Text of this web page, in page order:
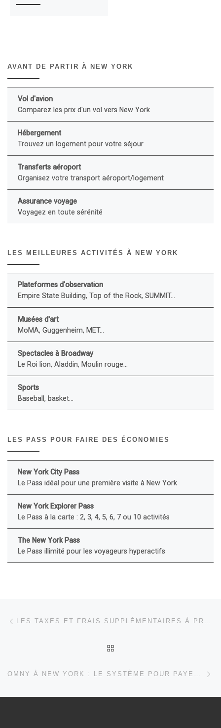
AVANT DE PARTIR À NEW YORK
Vol d'avion
Comparez les prix d'un vol vers New York
Hébergement
Trouvez un logement pour votre séjour
Transferts aéroport
Organisez votre transport aéroport/logement
Assurance voyage
Voyagez en toute sérénité
LES MEILLEURES ACTIVITÉS À NEW YORK
Plateformes d'observation
Empire State Building, Top of the Rock, SUMMIT...
Musées d'art
MoMA, Guggenheim, MET...
Spectacles à Broadway
Le Roi lion, Aladdin, Moulin rouge...
Sports
Baseball, basket...
LES PASS POUR FAIRE DES ÉCONOMIES
New York City Pass
Le Pass idéal pour une première visite à New York
New York Explorer Pass
Le Pass à la carte : 2, 3, 4, 5, 6, 7 ou 10 activités
The New York Pass
Le Pass illimité pour les voyageurs hyperactifs
LES TAXES ET FRAIS SUPPLÉMENTAIRES À PRENDRE EN COMPTE À NEW YORK
OMNY À NEW YORK : LE SYSTÈME POUR PAYER LE MÉTRO ET LE BUS SANS CARTE METROCARD